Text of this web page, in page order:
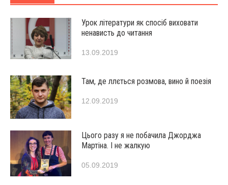
Урок літератури як спосіб виховати
ненависть до читання
13.09.2019
Там, де ллється розмова, вино й поезія
12.09.2019
Цього разу я не побачила Джорджа
Мартіна. І не жалкую
05.09.2019